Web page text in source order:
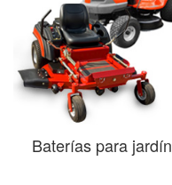
Baterías para jardín